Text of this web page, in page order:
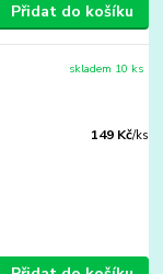
Přidat do košíku
149 Kč/ks
skladem 10 ks